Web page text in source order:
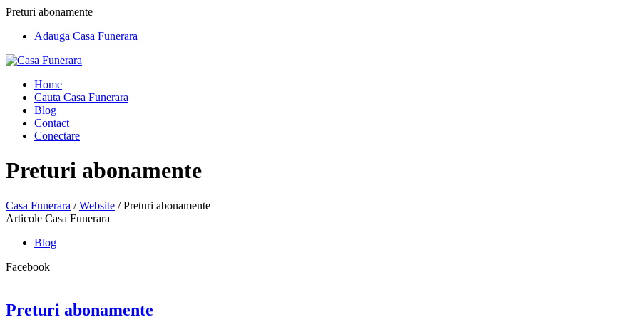
Preturi abonamente
Adauga Casa Funerara
Home
Cauta Casa Funerara
Blog
Contact
Conectare
Preturi abonamente
Casa Funerara /Website /Preturi abonamente
Articole Casa Funerara
Blog
Facebook
Preturi abonamente